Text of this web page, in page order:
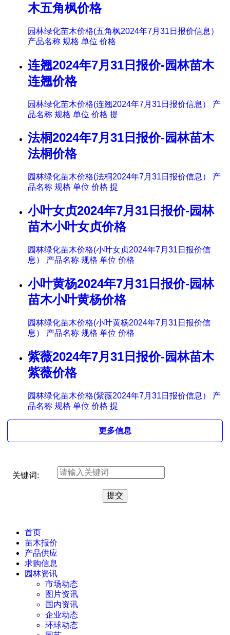
木五角枫价格
园林绿化苗木价格(五角枫2024年7月31日报价信息）
产品名称 规格 单位 价格
连翘2024年7月31日报价-园林苗木
连翘价格
园林绿化苗木价格(连翘2024年7月31日报价信息） 产
品名称 规格 单位 价格 提
法桐2024年7月31日报价-园林苗木
法桐价格
园林绿化苗木价格(法桐2024年7月31日报价信息） 产
品名称 规格 单位 价格 提
小叶女贞2024年7月31日报价-园林
苗木小叶女贞价格
园林绿化苗木价格(小叶女贞2024年7月31日报价信
息） 产品名称 规格 单位 价格
小叶黄杨2024年7月31日报价-园林
苗木小叶黄杨价格
园林绿化苗木价格(小叶黄杨2024年7月31日报价信
息） 产品名称 规格 单位 价格
紫薇2024年7月31日报价-园林苗木
紫薇价格
园林绿化苗木价格(紫薇2024年7月31日报价信息） 产
品名称 规格 单位 价格 提
更多信息
关键词:
首页
苗木报价
产品供应
求购信息
园林资讯
市场动态
图片资讯
国内资讯
企业动态
环球动态